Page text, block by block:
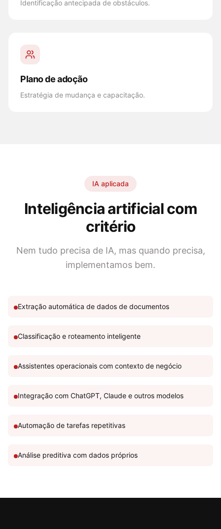
Identificação antecipada de obstáculos.
Plano de adoção
Estratégia de mudança e capacitação.
IA aplicada
Inteligência artificial com
critério
Nem tudo precisa de IA, mas quando precisa,
implementamos bem.
Extração automática de dados de documentos
Classificação e roteamento inteligente
Assistentes operacionais com contexto de negócio
Integração com ChatGPT, Claude e outros modelos
Automação de tarefas repetitivas
Análise preditiva com dados próprios